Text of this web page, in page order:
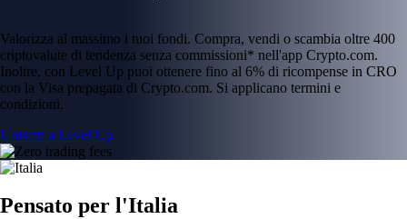
Valorizza al massimo i tuoi fondi. Compra, vendi o scambia oltre 400
criptovalute di tendenza senza commissioni* nell'app Crypto.com.
Inoltre, con Level Up puoi ottenere fino al 6% di ricompense in CRO
con la Visa prepagata di Crypto.com. Si applicano termini e
condizioni.
Unisciti a Level Up
Pensato per l'Italia